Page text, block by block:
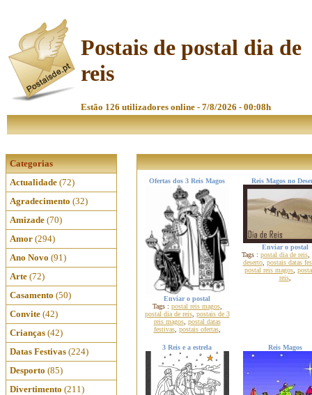
Postais de postal dia de
reis
Estão 126 utilizadores online - 7/8/2026 - 00:08h
Categorias
Actualidade (72)
Agradecimento (32)
Amizade (70)
Amor (294)
Ano Novo (91)
Arte (72)
Casamento (50)
Convite (42)
Crianças (42)
Datas Festivas (224)
Desporto (85)
Divertimento (211)
Ofertas dos 3 Reis Magos
Enviar o postal
Tags : postal reis magos,
postal dia de reis, postais de 3
reis magos, postal datas
festivas, postais ofertas,
Reis Magos no
Enviar o postal
Tags : postal dia de reis,
deserto, postais datas
postal reis magos
reis,
3 Reis e a estrela Reis Magos